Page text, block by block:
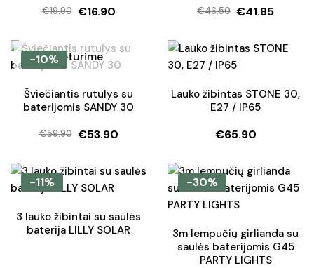
€19.90
Original
was:
€19.90.
€16.90
Current
is:
€16.90.
€46.50
Original
was:
€46.50.
€41.85
Current
is:
€41.85.
-10%Neturime
Šviečiantis rutulys su
baterijomis SANDY 30
€59.90
Original
was:
€59.90.
€53.90
Current
is:
€53.90.
Lauko žibintas STONE 30,
E27 / IP65
€65.90
-11%
3 lauko žibintai su saulės
baterija LILLY SOLAR
-30%
3m lempučių girlianda su
saulės baterijomis G45
PARTY LIGHTS